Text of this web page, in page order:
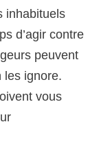
inhabituels
d’agir contre
peuvent
les ignore.
vous